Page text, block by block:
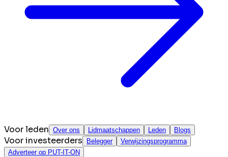
Voor leden Over ons Lidmaatschappen Leden Blogs
Voor investeerders Belegger
Verwijzingsprogramma
Adverteer op PUT-IT-ON